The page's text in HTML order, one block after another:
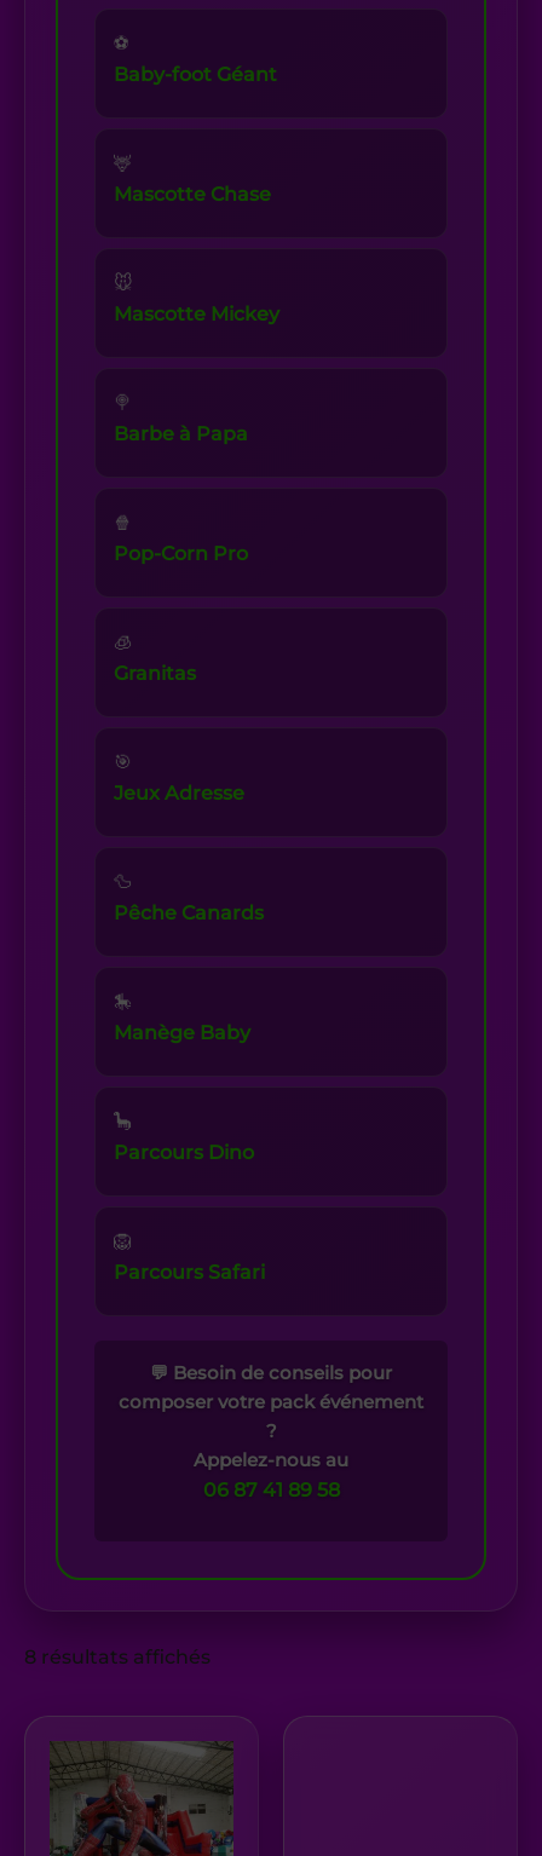
⚽
Baby-foot Géant
🦌
Mascotte Chase
🐭
Mascotte Mickey
🍭
Barbe à Papa
🍿
Pop-Corn Pro
🧊
Granitas
🎯
Jeux Adresse
🦆
Pêche Canards
🎠
Manège Baby
🦕
Parcours Dino
🦁
Parcours Safari
💬 Besoin de conseils pour
composer votre pack événement
?
Appelez-nous au
06 87 41 89 58
8 résultats affichés